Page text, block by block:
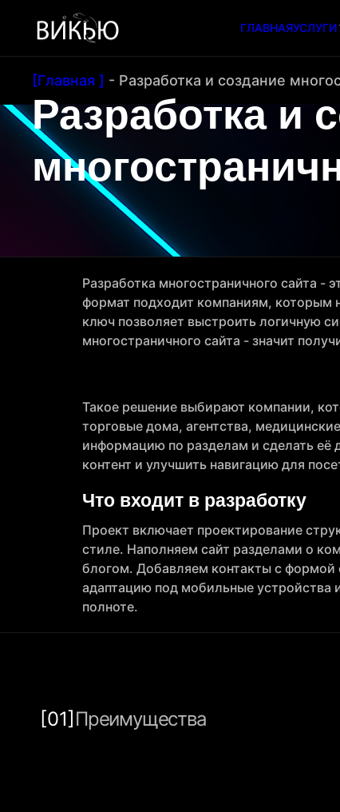
ГЛАВНАЯУСЛУГИ
[Главная ] - Разработка и создание
Разработка и
Разработка многостраничного сайта -
формат подходит компаниям, которым
ключ позволяет выстроить логичную
многостраничного сайта - значит
Такое решение выбирают компании,
торговые дома, агентства,
информацию по разделам и сделать её
контент и улучшить навигацию для
Что входит в разработку
Проект включает проектирование
стиле. Наполняем сайт разделами о
блогом. Добавляем контакты с формой
адаптацию под мобильные устройства
полноте.
[01] Преимущества